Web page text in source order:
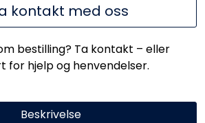
kontakt med oss
bestilling? Ta kontakt – eller
for hjelp og henvendelser.
Beskrivelse